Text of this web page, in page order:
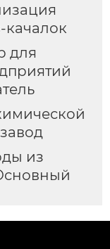
качалок
для
из